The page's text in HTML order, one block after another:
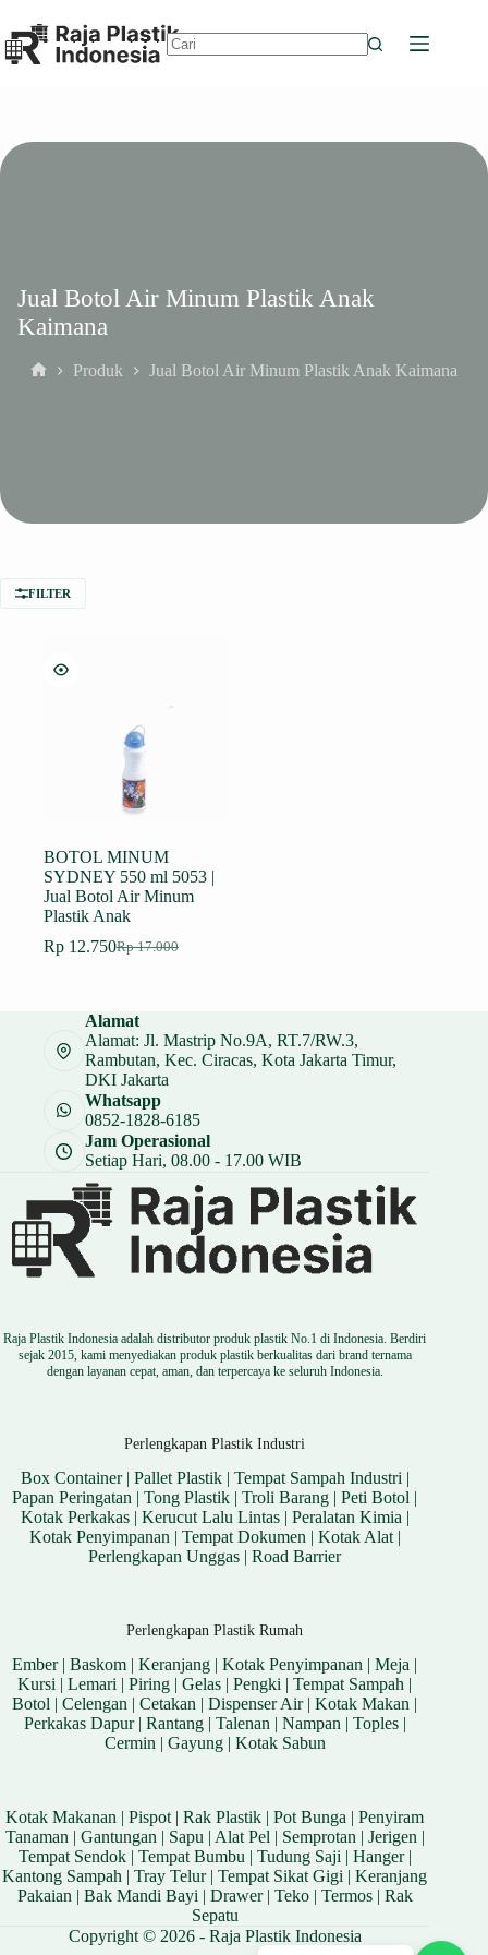
to
content
Jual Botol Air Minum Plastik Anak
Kaimana
Produk Jual Botol Air Minum Plastik Anak Kaimana
FILTER
BOTOL MINUM
SYDNEY 550 ml 5053 |
Jual Botol Air Minum
Plastik Anak
Rp17.000
Harga
Rp 17.000.
Rp 12.750Harga
adalah:
Rp 12.750.
Alamat
Alamat: Jl. Mastrip No.9A, RT.7/RW.3,
Rambutan, Kec. Ciracas, Kota Jakarta Timur,
DKI Jakarta
Whatsapp
0852-1828-6185
Jam Operasional
Setiap Hari, 08.00 - 17.00 WIB
Raja Plastik Indonesia adalah distributor produk plastik No.1 di Indonesia. Berdiri
sejak 2015, kami menyediakan produk plastik berkualitas dari brand ternama
dengan layanan cepat, aman, dan terpercaya ke seluruh Indonesia.
Perlengkapan Plastik Industri
Box Container| Pallet Plastik| Tempat Sampah Industri |
Papan Peringatan |Tong Plastik |Troli Barang |Peti Botol |
Kotak Perkakas| Kerucut Lalu Lintas| Peralatan Kimia |
Kotak Penyimpanan | Tempat Dokumen | Kotak Alat|
Perlengkapan Unggas |Road Barrier
Perlengkapan Plastik Rumah
Ember|Baskom |Keranjang |Kotak Penyimpanan |Meja |
Kursi |Lemari |Piring |Gelas |Pengki |Tempat Sampah |
Botol |Celengan |Cetakan |Dispenser Air|Kotak Makan |
Perkakas Dapur| Rantang| Talenan| Nampan| Toples|
Cermin| Gayung| Kotak Sabun
Kotak Makanan |Pispot|Rak Plastik |Pot Bunga |Penyiram
Tanaman| Gantungan| Sapu| Alat Pel| Semprotan| Jerigen|
Tempat Sendok| Tempat Bumbu| Tudung Saji| Hanger|
Kantong Sampah |Tray Telur|Tempat Sikat Gigi |Keranjang
Pakaian| Bak Mandi Bayi| Drawer| Teko| Termos| Rak
Sepatu
Copyright © 2026 - Raja Plastik Indonesia